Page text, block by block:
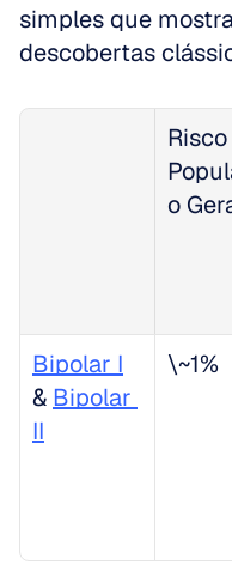
simples que
descobertas
o
Bipolar I
& Bipolar
II
\~1%